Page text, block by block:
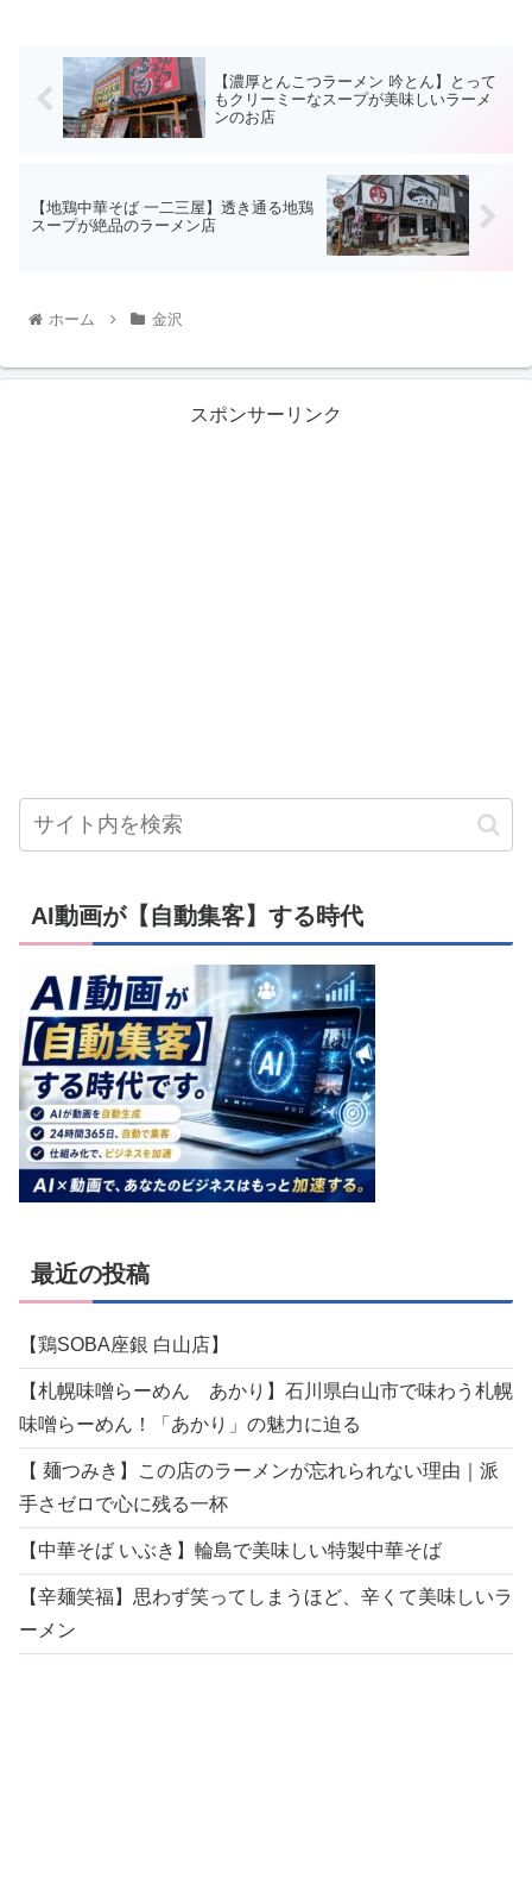
【濃厚とんこつラーメン 吟とん】とって
もクリーミーなスープが美味しいラーメ
ンのお店
【地鶏中華そば 一二三屋】透き通る地鶏
スープが絶品のラーメン店
ホーム 金沢
スポンサーリンク
AI動画が【自動集客】する時代
最近の投稿
【鶏SOBA座銀 白山店】
【札幌味噌らーめん あかり】石川県白山市で味わう札幌
味噌らーめん！「あかり」の魅力に迫る
【 麺つみき】この店のラーメンが忘れられない理由｜派
手さゼロで心に残る一杯
【中華そば いぶき】輪島で美味しい特製中華そば
【辛麺笑福】思わず笑ってしまうほど、辛くて美味しいラ
ーメン